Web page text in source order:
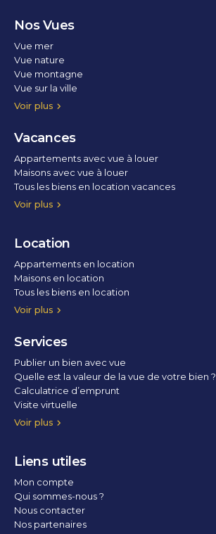
Nos Vues
Voir plus
Vue mer
Vue nature
Vue montagne
Vue sur la ville
Vue parc
Vue fleuve
Vue lac
Vue marina / port
Vacances
Voir plus
Appartements avec vue à louer
Maisons avec vue à louer
Tous les biens en location vacances
Location
Voir plus
Appartements en location
Maisons en location
Tous les biens en location
Services
Voir plus
Publier un bien avec vue
Quelle est la valeur de la vue de votre bien ?
Calculatrice d’emprunt
Visite virtuelle
Home staging
Liens utiles
Mon compte
Qui sommes-nous ?
Nous contacter
Nos partenaires